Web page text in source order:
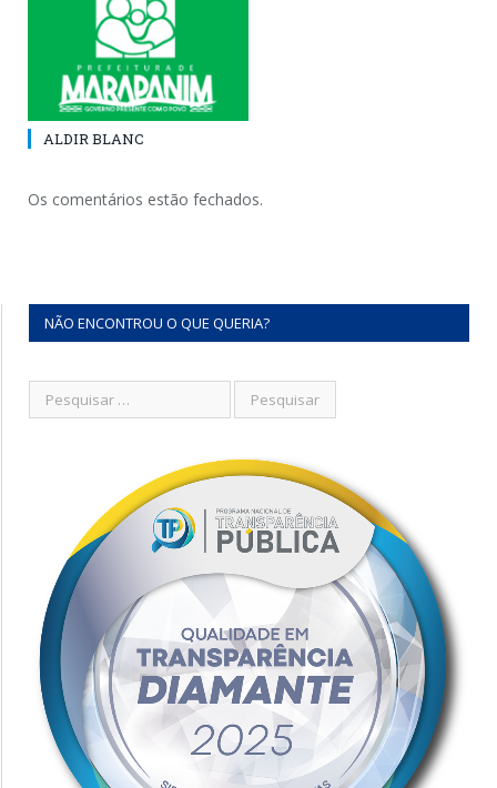
ALDIR BLANC
Os comentários estão fechados.
NÃO ENCONTROU O QUE QUERIA?